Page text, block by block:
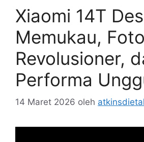
Xiaomi 14T
Memukau,
Revolusioner,
Performa
14 Maret 2026 oleh